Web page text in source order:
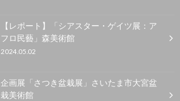
【レポート】「シアスター・ゲイツ展：ア
フロ民藝」森美術館
2024.05.02
企画展「さつき盆栽展」さいたま市大宮盆
栽美術館